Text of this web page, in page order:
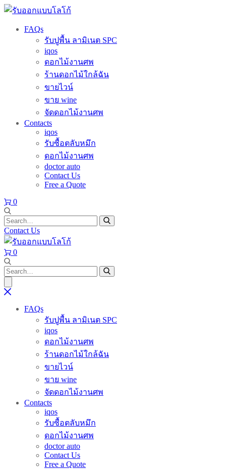
FAQs
รับปูพื้น ลามิเนต SPC
iqos
ดอกไม้งานศพ
ร้านดอกไม้ใกล้ฉัน
ขายไวน์
ขาย wine
จัดดอกไม้งานศพ
Contacts
iqos
รับซื้อตลับหมึก
ดอกไม้งานศพ
doctor auto
Contact Us
Free a Quote
0
Contact Us
0
FAQs
รับปูพื้น ลามิเนต SPC
iqos
ดอกไม้งานศพ
ร้านดอกไม้ใกล้ฉัน
ขายไวน์
ขาย wine
จัดดอกไม้งานศพ
Contacts
iqos
รับซื้อตลับหมึก
ดอกไม้งานศพ
doctor auto
Contact Us
Free a Quote